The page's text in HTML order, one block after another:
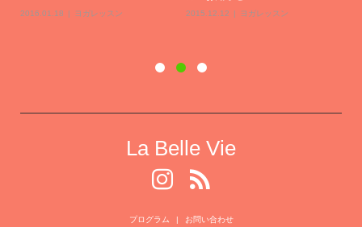
La Belle Vie
プログラム お問い合わせ